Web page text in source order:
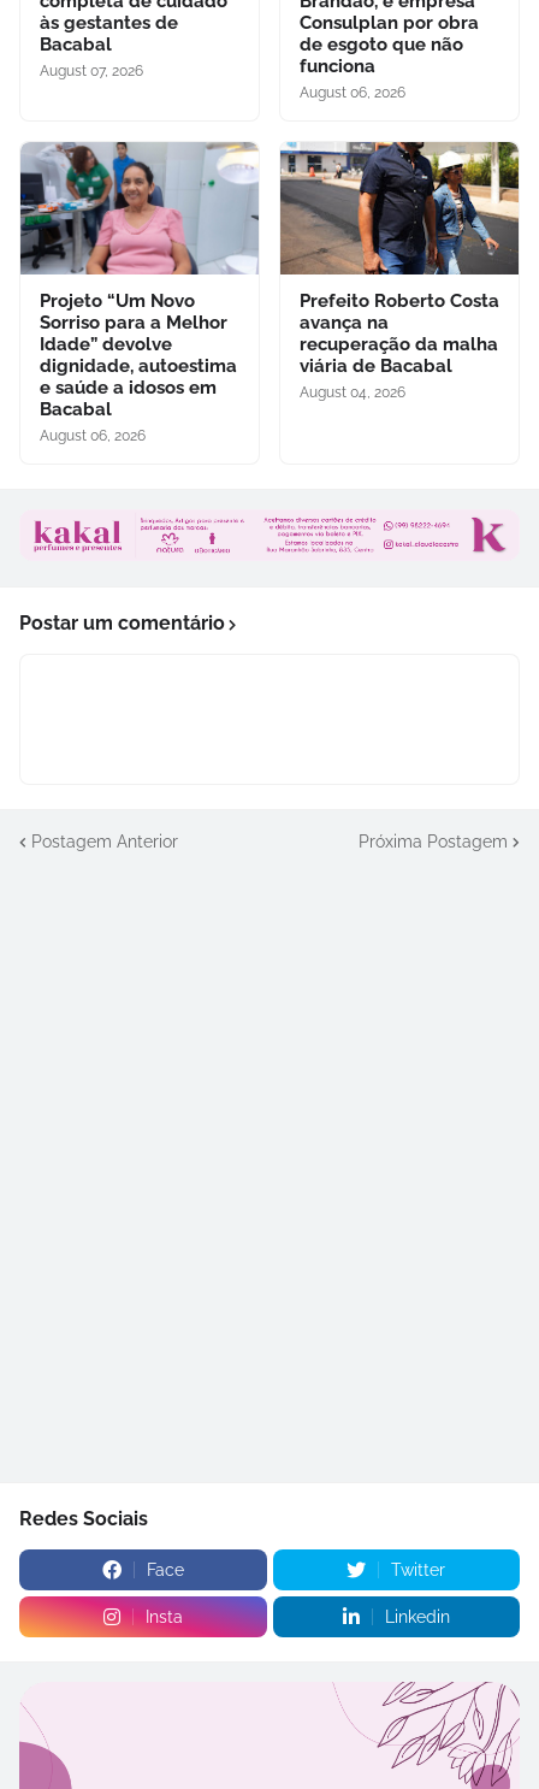
às gestantes de
Bacabal
August 07, 2026
Consulplan por obra
de esgoto que não
funciona
August 06, 2026
Projeto “Um Novo
Sorriso para a Melhor
Idade” devolve
dignidade, autoestima
e saúde a idosos em
Bacabal
August 06, 2026
Prefeito Roberto Costa
avança na
recuperação da malha
viária de Bacabal
August 04, 2026
Postar um comentário
Postagem Anterior Próxima Postagem
Redes Sociais
Face Twitter
Insta Linkedin